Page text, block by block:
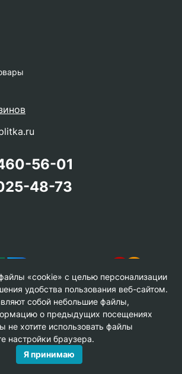
56-01
48-73
2026 KERAMA MARAZZI, ООО «Гамма
Керамика»
«cookie» с целью персонализации
удобства пользования веб-сайтом.
собой небольшие файлы,
о предыдущих посещениях
не хотите использовать файлы
настройки браузера.
Я принимаю